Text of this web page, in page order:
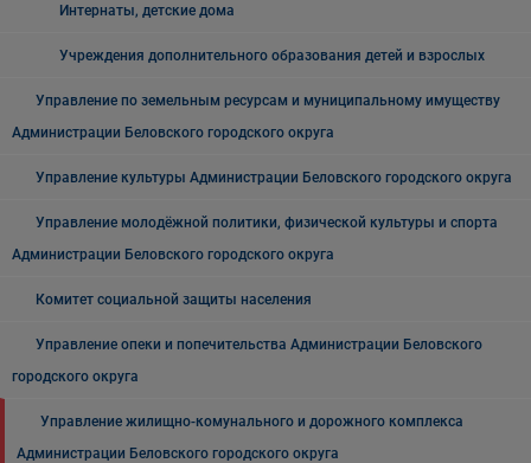
Интернаты, детские дома
Учреждения дополнительного образования детей и взрослых
Управление по земельным ресурсам и муниципальному имуществу
Администрации Беловского городского округа
Управление культуры Администрации Беловского городского округа
Управление молодёжной политики, физической культуры и спорта
Администрации Беловского городского округа
Комитет социальной защиты населения
Управление опеки и попечительства Администрации Беловского
городского округа
Управление жилищно-комунального и дорожного комплекса
Администрации Беловского городского округа